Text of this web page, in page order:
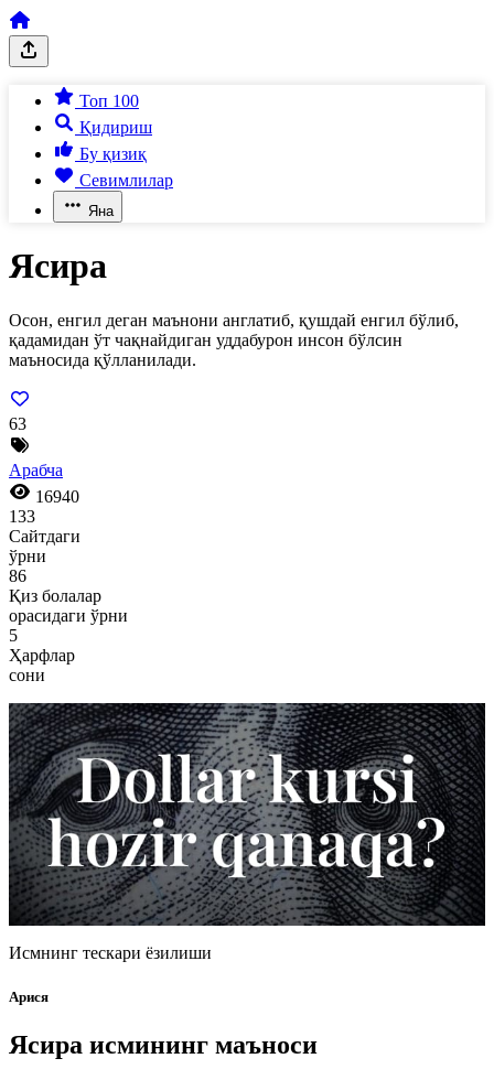
Топ 100
Қидириш
Бу қизиқ
Севимлилар
Яна
Ясира
Осон, енгил деган маънони англатиб, қушдай енгил бўлиб,
қадамидан ўт чақнайдиган уддабурон инсон бўлсин
маъносида қўлланилади.
63
Арабча
16940
133
Сайтдаги
ўрни
86
Қиз болалар
орасидаги ўрни
5
Ҳарфлар
сони
Исмнинг тескари ёзилиши
Арися
Ясира исмининг маъноси